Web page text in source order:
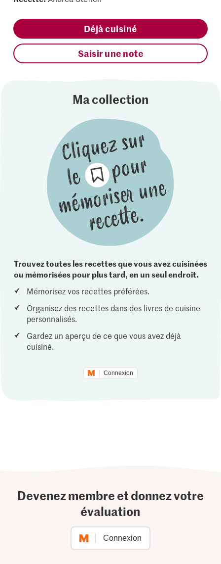
Déjà cuisiné
Saisir une note
Ma collection
Trouvez toutes les recettes que vous avez cuisinées
ou mémorisées pour plus tard, en un seul endroit.
Mémorisez vos recettes préférées.
Organisez des recettes dans des livres de cuisine
personnalisés.
Gardez un aperçu de ce que vous avez déjà
cuisiné.
Connexion
Devenez membre et donnez votre
évaluation
Connexion